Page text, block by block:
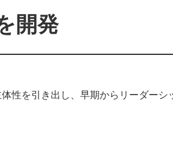
開発
を引き出し、早期からリーダーシ